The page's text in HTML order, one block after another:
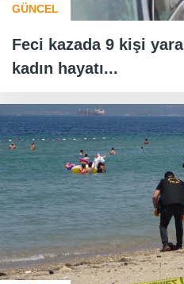
GÜNCEL
Feci kazada 9 kişi
kadın hayatı...